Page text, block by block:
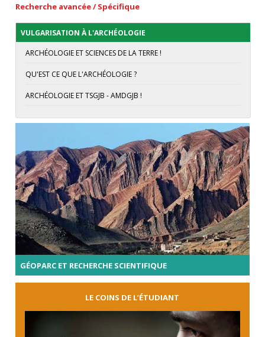
Recherche avancée / Spécifique
VULGARISATION À L'ARCHÉOLOGIE
ARCHÉOLOGIE ET SCIENCES DE LA TERRE !
QU'EST CE QUE L'ARCHÉOLOGIE ?
ARCHÉOLOGIE ET TSGJB - AMDGJB !
GÉOPARC ET RECHERCHE SCIENTIFIQUE
LE COINS DE L’ÉTUDIANT